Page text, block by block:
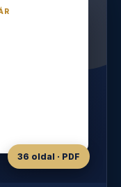
36 oldal · PDF